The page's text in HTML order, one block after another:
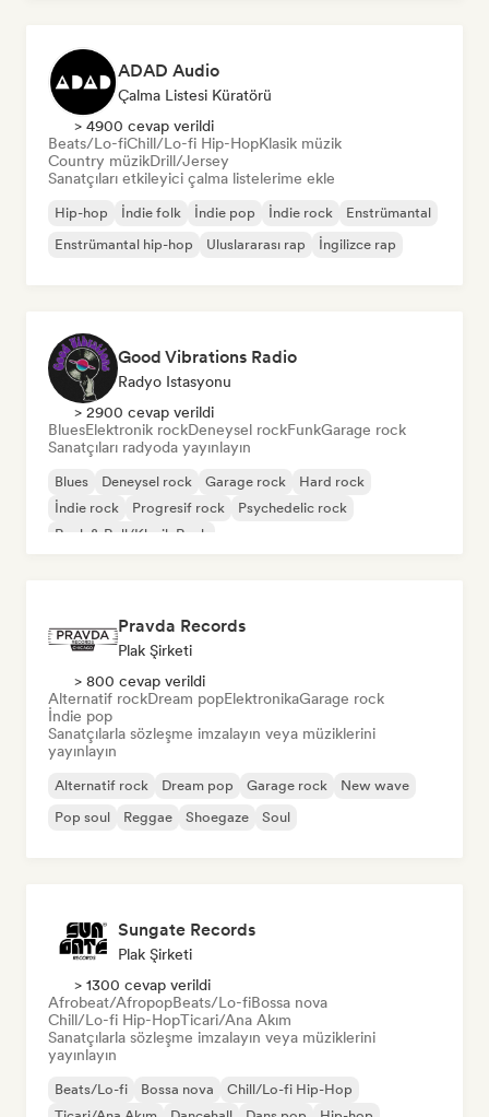
ADAD Audio
Çalma Listesi Küratörü
> 4900 cevap verildi
Beats/Lo-fiChill/Lo-fi Hip-HopKlasik müzik
Country müzikDrill/Jersey
Sanatçıları etkileyici çalma listelerime ekle
Hip-hop İndie folk İndie pop İndie rock
Enstrümantal
Enstrümantal hip-hop
Uluslararası rap İngilizce rap
Good Vibrations Radio
Radyo Istasyonu
> 2900 cevap verildi
BluesElektronik rockDeneysel rockFunkGarage rock
Sanatçıları radyoda yayınlayın
Blues Deneysel rock Garage rock
Hard rock
İndie rock
Progresif rock
Psychedelic rock
Rock & Roll/Klasik Rock
Pravda Records
Plak Şirketi
> 800 cevap verildi
Alternatif rockDream popElektronikaGarage rock
İndie pop
Sanatçılarla sözleşme imzalayın veya müziklerini
yayınlayın
Alternatif rock Dream pop Garage rock
New wave
Pop soul
Reggae Shoegaze Soul
Sungate Records
Plak Şirketi
> 1300 cevap verildi
Afrobeat/AfropopBeats/Lo-fiBossa nova
Chill/Lo-fi Hip-HopTicari/Ana Akım
Sanatçılarla sözleşme imzalayın veya müziklerini
yayınlayın
Beats/Lo-fi Bossa nova
Chill/Lo-fi Hip-Hop